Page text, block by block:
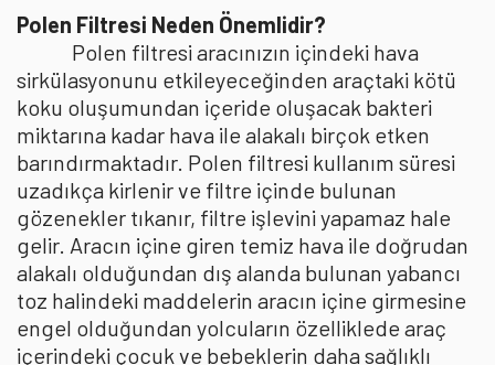
Polen Filtresi Neden Önemlidir?
Polen filtresi aracınızın içindeki hava
sirkülasyonunu etkileyeceğinden araçtaki kötü
koku oluşumundan içeride oluşacak bakteri
miktarına kadar hava ile alakalı birçok etken
barındırmaktadır. Polen filtresi kullanım süresi
uzadıkça kirlenir ve filtre içinde bulunan
gözenekler tıkanır, filtre işlevini yapamaz hale
gelir. Aracın içine giren temiz hava ile doğrudan
alakalı olduğundan dış alanda bulunan yabancı
toz halindeki maddelerin aracın içine girmesine
engel olduğundan yolcuların özelliklede araç
içerindeki çocuk ve bebeklerin daha sağlıklı